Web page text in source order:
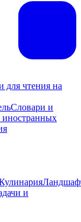
для чтения на
Словари и
иностранных
и